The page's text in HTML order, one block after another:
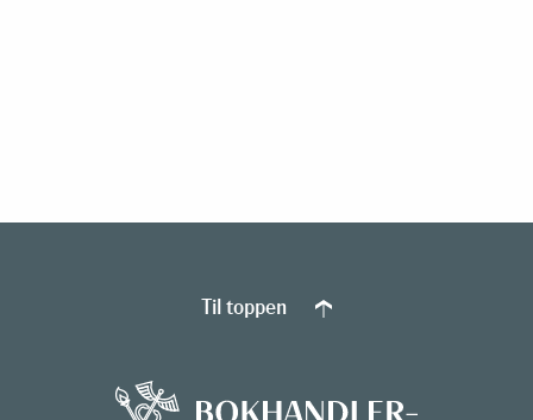
Til toppen